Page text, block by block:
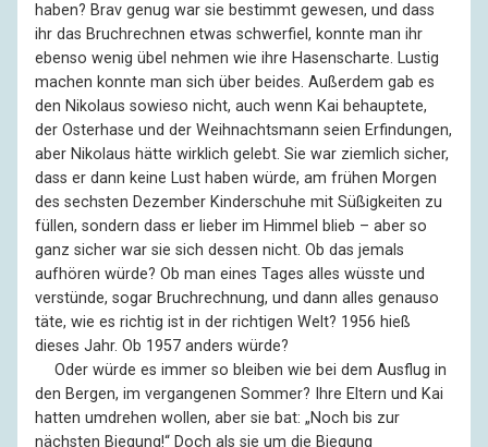
haben? Brav genug war sie bestimmt gewesen, und dass
ihr das Bruchrechnen etwas schwerfiel, konnte man ihr
ebenso wenig übel nehmen wie ihre Hasenscharte. Lustig
machen konnte man sich über beides. Außerdem gab es
den Nikolaus sowieso nicht, auch wenn Kai behauptete,
der Osterhase und der Weihnachtsmann seien Erfindungen,
aber Nikolaus hätte wirklich gelebt. Sie war ziemlich sicher,
dass er dann keine Lust haben würde, am frühen Morgen
des sechsten Dezember Kinderschuhe mit Süßigkeiten zu
füllen, sondern dass er lieber im Himmel blieb – aber so
ganz sicher war sie sich dessen nicht. Ob das jemals
aufhören würde? Ob man eines Tages alles wüsste und
verstünde, sogar Bruchrechnung, und dann alles genauso
täte, wie es richtig ist in der richtigen Welt? 1956 hieß
dieses Jahr. Ob 1957 anders würde?
Oder würde es immer so bleiben wie bei dem Ausflug in
den Bergen, im vergangenen Sommer? Ihre Eltern und Kai
hatten umdrehen wollen, aber sie bat: „Noch bis zur
nächsten Biegung!“ Doch als sie um die Biegung